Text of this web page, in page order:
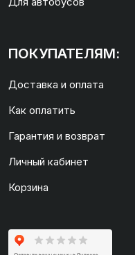
ПОКУПАТЕЛЯМ:
Доставка и оплата
Как оплатить
Гарантия и возврат
Личный кабинет
Корзина